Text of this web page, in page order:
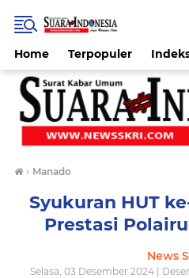
Home Terpopuler
› Manado
Syukuran HUT
Prestasi
News
Selasa, 03 Desember 2024 |